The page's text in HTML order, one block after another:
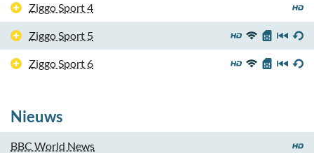
Ziggo Sport 4
Ziggo Sport 5
Ziggo Sport 6
Nieuws
BBC World News